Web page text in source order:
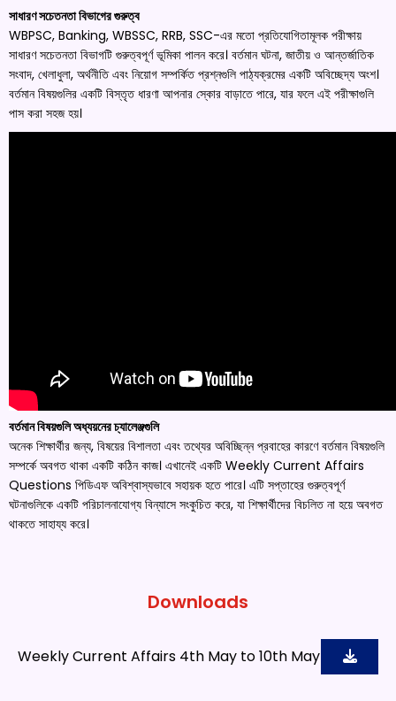
সাধারণ সচেতনতা বিভাগের গুরুত্ব
WBPSC, Banking, WBSSC, RRB, SSC-এর মতো প্রতিযোগিতামূলক পরীক্ষায়
সাধারণ সচেতনতা বিভাগটি গুরুত্বপূর্ণ ভূমিকা পালন করে। বর্তমান ঘটনা, জাতীয় ও আন্তর্জাতিক
সংবাদ, খেলাধুলা, অর্থনীতি এবং নিয়োগ সম্পর্কিত প্রশ্নগুলি পাঠ্যক্রমের একটি অবিচ্ছেদ্য অংশ।
বর্তমান বিষয়গুলির একটি বিস্তৃত ধারণা আপনার স্কোর বাড়াতে পারে, যার ফলে এই পরীক্ষাগুলি
পাস করা সহজ হয়।
বর্তমান বিষয়গুলি অধ্যয়নের চ্যালেঞ্জগুলি
অনেক শিক্ষার্থীর জন্য, বিষয়ের বিশালতা এবং তথ্যের অবিচ্ছিন্ন প্রবাহের কারণে বর্তমান বিষয়গুলি
সম্পর্কে অবগত থাকা একটি কঠিন কাজ। এখানেই একটি Weekly Current Affairs
Questions পিডিএফ অবিশ্বাস্যভাবে সহায়ক হতে পারে। এটি সপ্তাহের গুরুত্বপূর্ণ
ঘটনাগুলিকে একটি পরিচালনাযোগ্য বিন্যাসে সংকুচিত করে, যা শিক্ষার্থীদের বিচলিত না হয়ে অবগত
থাকতে সাহায্য করে।
Downloads
Weekly Current Affairs 4th May to 10th May